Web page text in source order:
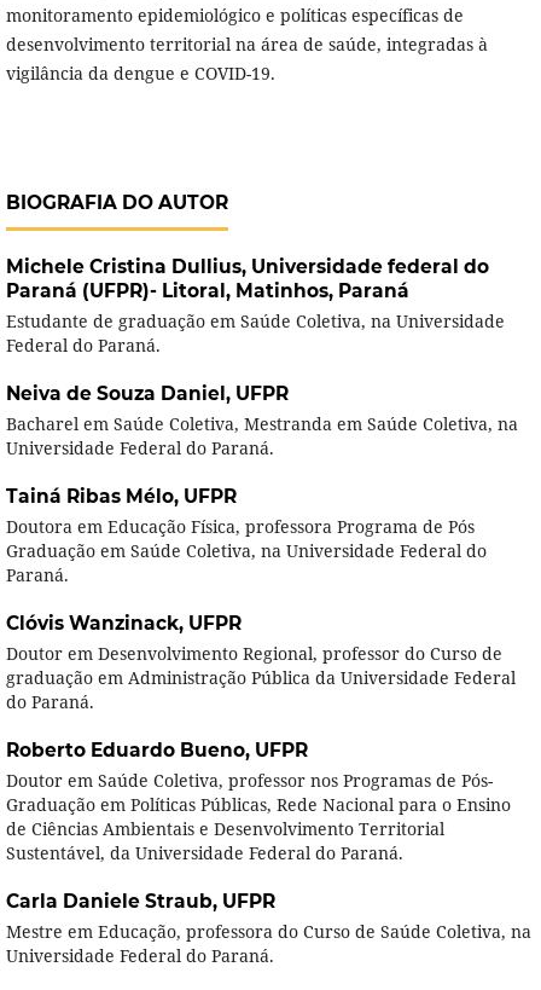
monitoramento epidemiológico e políticas específicas de
desenvolvimento territorial na área de saúde, integradas à
vigilância da dengue e COVID-19.
BIOGRAFIA DO AUTOR
Michele Cristina Dullius, Universidade federal do
Paraná (UFPR)- Litoral, Matinhos, Paraná
Estudante de graduação em Saúde Coletiva, na Universidade
Federal do Paraná.
Neiva de Souza Daniel, UFPR
Bacharel em Saúde Coletiva, Mestranda em Saúde Coletiva, na
Universidade Federal do Paraná.
Tainá Ribas Mélo, UFPR
Doutora em Educação Física, professora Programa de Pós
Graduação em Saúde Coletiva, na Universidade Federal do
Paraná.
Clóvis Wanzinack, UFPR
Doutor em Desenvolvimento Regional, professor do Curso de
graduação em Administração Pública da Universidade Federal
do Paraná.
Roberto Eduardo Bueno, UFPR
Doutor em Saúde Coletiva, professor nos Programas de Pós-
Graduação em Políticas Públicas, Rede Nacional para o Ensino
de Ciências Ambientais e Desenvolvimento Territorial
Sustentável, da Universidade Federal do Paraná.
Carla Daniele Straub, UFPR
Mestre em Educação, professora do Curso de Saúde Coletiva, na
Universidade Federal do Paraná.